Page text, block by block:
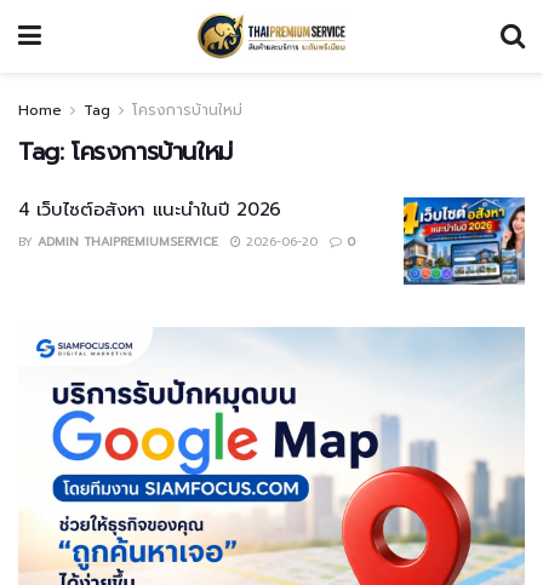
Home Tag โครงการบ้านใหม่
Tag: โครงการบ้านใหม่
4 เว็บไซต์อสังหา แนะนำในปี 2026
BY ADMIN THAIPREMIUMSERVICE 2026-06-20 0